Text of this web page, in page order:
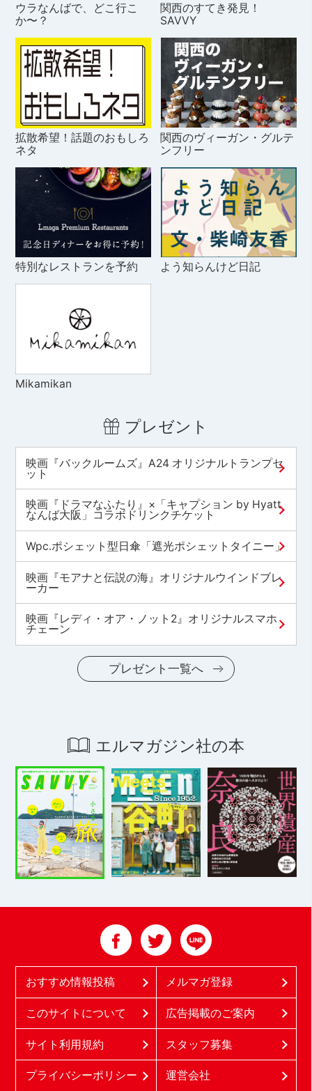
ウラなんばで、どこ行こ
か〜？
関西のすてき発見！
SAVVY
拡散希望！話題のおもしろ
ネタ
関西のヴィーガン・グルテ
ンフリー
特別なレストランを予約 よう知らんけど日記
Mikamikan
プレゼント
映画『バックルームズ』A24 オリジナルトランプセ
ット
映画『ドラマなふたり』×「キャプション by Hyatt
なんば大阪」コラボドリンクチケット
Wpc.ポシェット型日傘「遮光ポシェットタイニー」
映画『モアナと伝説の海』オリジナルウインドブレ
ーカー
映画『レディ・オア・ノット2』オリジナルスマホ
チェーン
プレゼント一覧へ
エルマガジン社の本
おすすめ情報投稿 メルマガ登録
このサイトについて 広告掲載のご案内
サイト利用規約 スタッフ募集
プライバシーポリシー 運営会社